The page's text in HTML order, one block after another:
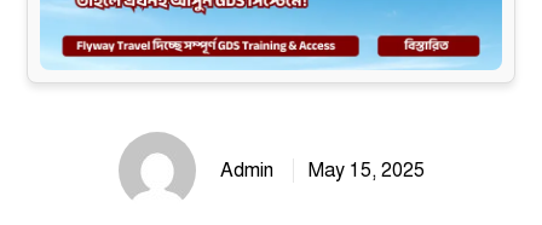
Admin May 15, 2025